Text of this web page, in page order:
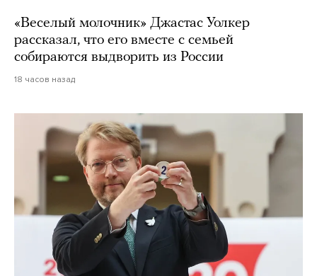
«Веселый молочник» Джастас Уолкер
рассказал, что его вместе с семьей
собираются выдворить из России
18 часов назад